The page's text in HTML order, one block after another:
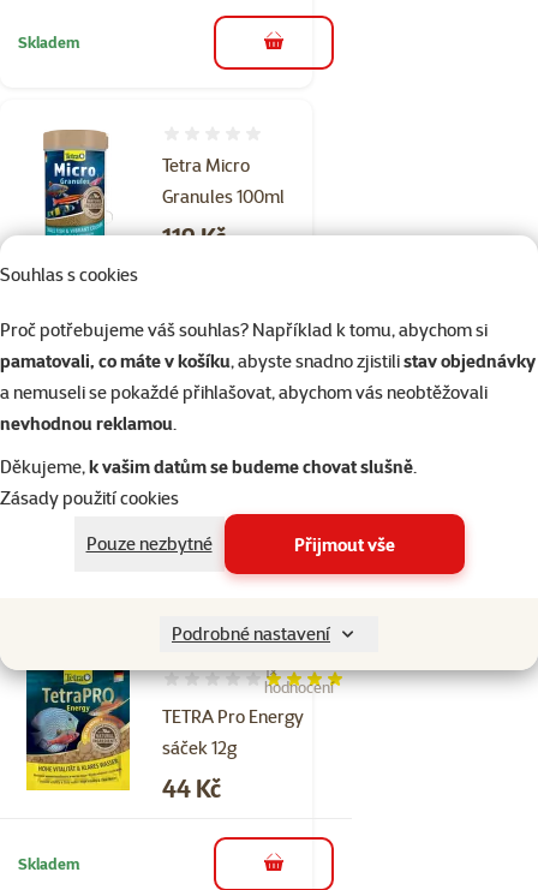
Souhlas s cookies
Proč potřebujeme váš souhlas? Například k tomu, abychom si
pamatovali, co máte v košíku, abyste snadno zjistilistav objednávky
a nemuseli se pokaždé přihlašovat, abychom vás neobtěžovali
nevhodnou reklamou.
Děkujeme,k vašim datům se budeme chovat slušně.
Zásady použití cookies
Pouze nezbytné
Přijmout vše
Podrobné nastavení
Skladem do košíku
Tetra Micro
Granules 100ml
Cena
119 Kč
do košíku
TETRA Pro Algae
500ml
Hodnocení 0%
Cena
339 Kč
TETRA Pro Energy
sáček 12g
Hodnocení 80%, počet hodnocení: 1
1×
hodnocení
Cena
44 Kč
Skladem do košíku